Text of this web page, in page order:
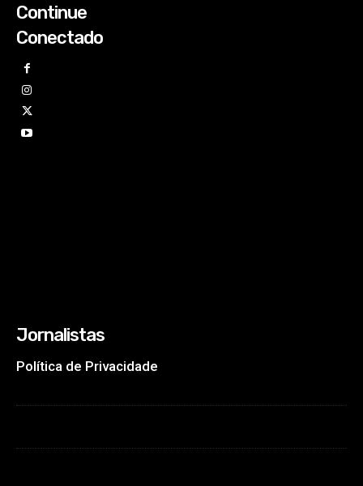
Continue
Conectado
Jornalistas
Política de Privacidade